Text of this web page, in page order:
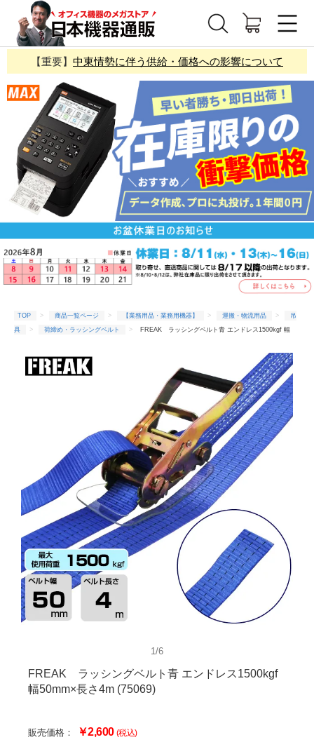
【重要】 中東情勢に伴う供給・価格への影響について
TOP 商品一覧ページ 【業務用品・業務用機器】 運搬・物流用品
吊
具
荷締め・ラッシングベルト
FREAK ラッシングベルト青 エンドレス1500kgf 幅
1/6
FREAK ラッシングベルト青 エンドレス1500kgf
幅50mm×長さ4m (75069)
販売価格： ￥2,600 (税込)